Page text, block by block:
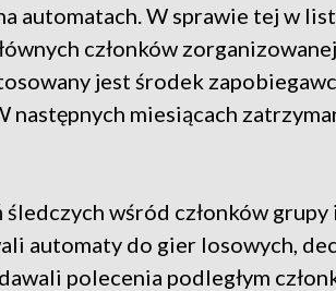
automatach. W sprawie tej w
członków
jest środek
następnych miesiącach
śledczych wśród członków
automaty do gier losowych,
polecenia podległym